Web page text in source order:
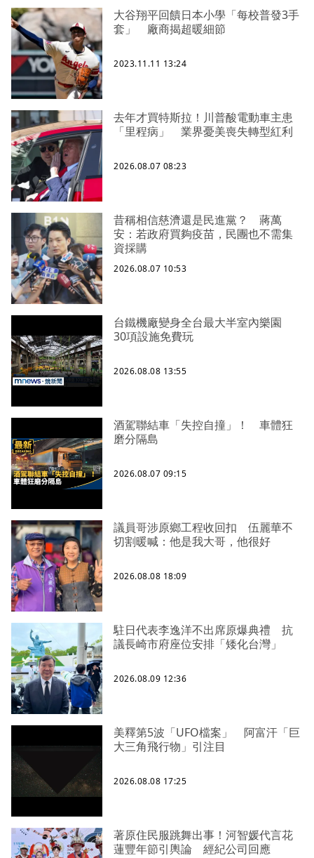
大谷翔平回饋日本小學「每校普發3手
套」 廠商揭超暖細節
2023.11.11 13:24
去年才買特斯拉！川普酸電動車主患
「里程病」 業界憂美喪失轉型紅利
2026.08.07 08:23
昔稱相信慈濟還是民進黨？ 蔣萬
安：若政府買夠疫苗，民團也不需集
資採購
2026.08.07 10:53
台鐵機廠變身全台最大半室內樂園
30項設施免費玩
2026.08.08 13:55
酒駕聯結車「失控自撞」！ 車體狂
磨分隔島
2026.08.07 09:15
議員哥涉原鄉工程收回扣 伍麗華不
切割暖喊：他是我大哥，他很好
2026.08.08 18:09
駐日代表李逸洋不出席原爆典禮 抗
議長崎市府座位安排「矮化台灣」
2026.08.09 12:36
美釋第5波「UFO檔案」 阿富汗「巨
大三角飛行物」引注目
2026.08.08 17:25
著原住民服跳舞出事！河智媛代言花
蓮豐年節引輿論 經紀公司回應